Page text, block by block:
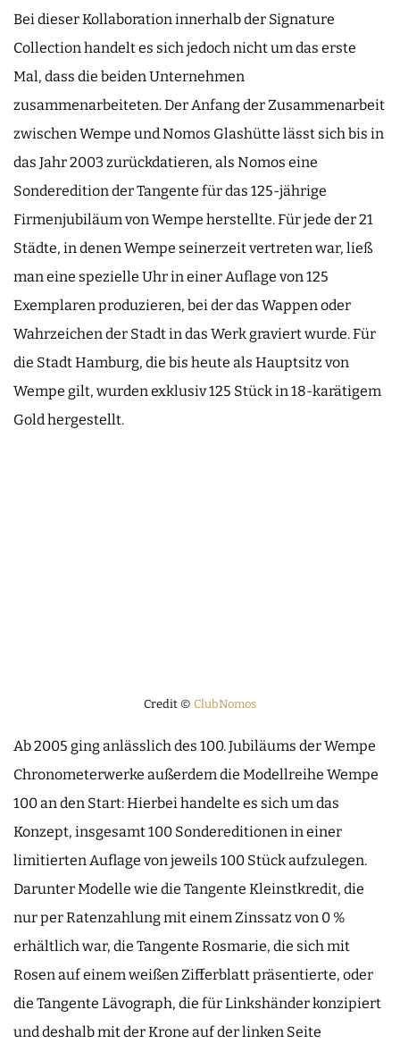
Bei dieser Kollaboration innerhalb der Signature
Collection handelt es sich jedoch nicht um das erste
Mal, dass die beiden Unternehmen
zusammenarbeiteten. Der Anfang der Zusammenarbeit
zwischen Wempe und Nomos Glashütte lässt sich bis in
das Jahr 2003 zurückdatieren, als Nomos eine
Sonderedition der Tangente für das 125-jährige
Firmenjubiläum von Wempe herstellte. Für jede der 21
Städte, in denen Wempe seinerzeit vertreten war, ließ
man eine spezielle Uhr in einer Auflage von 125
Exemplaren produzieren, bei der das Wappen oder
Wahrzeichen der Stadt in das Werk graviert wurde. Für
die Stadt Hamburg, die bis heute als Hauptsitz von
Wempe gilt, wurden exklusiv 125 Stück in 18-karätigem
Gold hergestellt.
Credit © ClubNomos
Ab 2005 ging anlässlich des 100. Jubiläums der Wempe
Chronometerwerke außerdem die Modellreihe Wempe
100 an den Start: Hierbei handelte es sich um das
Konzept, insgesamt 100 Sondereditionen in einer
limitierten Auflage von jeweils 100 Stück aufzulegen.
Darunter Modelle wie die Tangente Kleinstkredit, die
nur per Ratenzahlung mit einem Zinssatz von 0 %
erhältlich war, die Tangente Rosmarie, die sich mit
Rosen auf einem weißen Zifferblatt präsentierte, oder
die Tangente Lävograph, die für Linkshänder konzipiert
und deshalb mit der Krone auf der linken Seite